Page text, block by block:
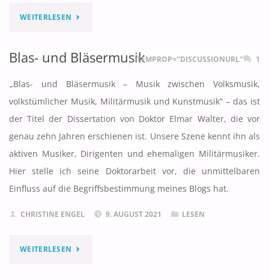
WEITERLESEN "DIE
IN
VEREINEN"
Blas- und BläsermusikITEMPROP="DISCUSSIONURL" 1
„Blas- und Bläsermusik – Musik zwischen Volksmusik,
volkstümlicher Musik, Militärmusik und Kunstmusik“ – das ist
der Titel der Dissertation von Doktor Elmar Walter, die vor
genau zehn Jahren erschienen ist. Unsere Szene kennt ihn als
aktiven Musiker, Dirigenten und ehemaligen Militärmusiker.
Hier stelle ich seine Doktorarbeit vor, die unmittelbaren
Einfluss auf die Begriffsbestimmung meines Blogs hat.
CHRISTINE ENGEL 9. AUGUST 2021 LESEN
WEITERLESEN "BLAS-